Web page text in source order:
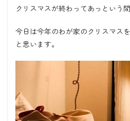
クリスマスが終わってあっという
今日は今年のわが家のクリスマス
と思います。